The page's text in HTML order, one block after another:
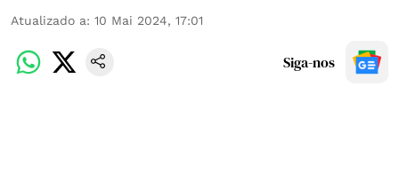
Atualizado a: 10 Mai 2024, 17:01
Siga-nos